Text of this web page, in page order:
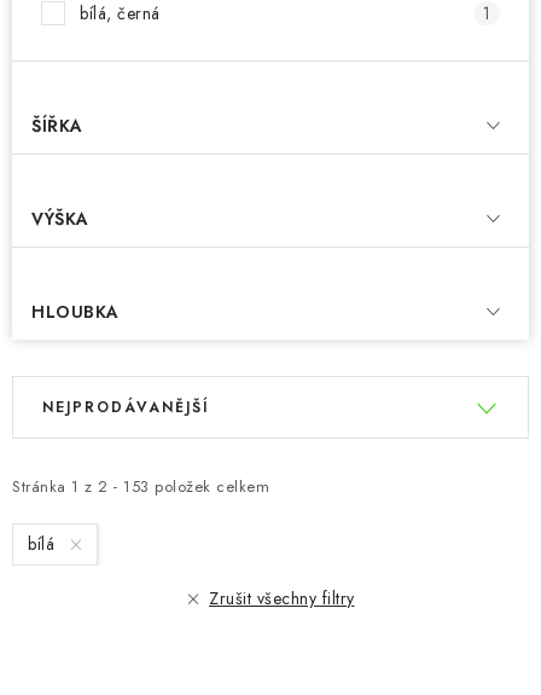
bílá, černá
1
ŠÍŘKA
VÝŠKA
HLOUBKA
V
i
s
p
Stránka 1 z 2 - 153 položek celkem
Ř
e
n
í
NEJPRODÁVANĚJŠÍ
bílá
Zrušit všechny filtry